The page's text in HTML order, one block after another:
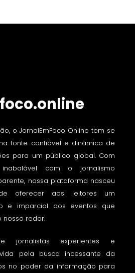
o JornalEmFoco Online tem se
fonte confiável e dinâmica de
para um público global. Com
com o jornalismo
nossa plataforma nasceu
oferecer aos leitores um
e imparcial dos eventos que
nosso redor.
jornalistas experientes e
pela busca incessante da
no poder da informação para